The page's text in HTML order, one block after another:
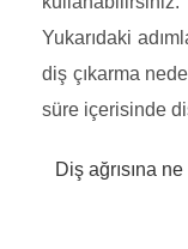
Yukarıdaki
diş çıkarma
süre içerisinde
Diş ağrısına